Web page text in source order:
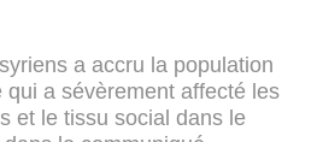
a accru la population
qui a sévèrement affecté les
et le tissu social dans le